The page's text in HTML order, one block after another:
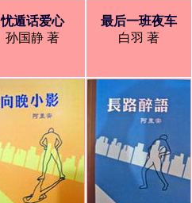
忧遁话爱心
孙国静 著
最后一班夜车
白羽 著